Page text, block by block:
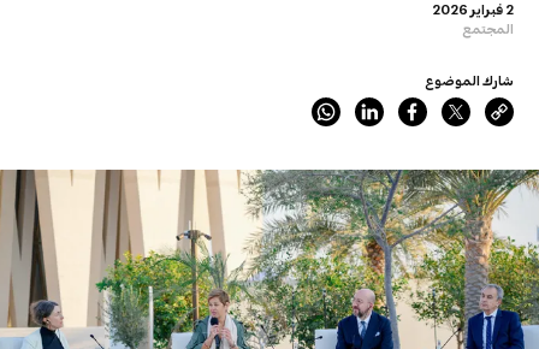
2 فبراير 2026
المجتمع
شارك الموضوع